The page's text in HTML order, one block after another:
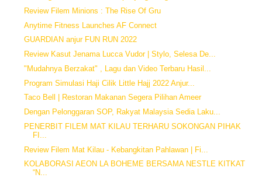
Review Filem Minions : The Rise Of Gru
Anytime Fitness Launches AF Connect
GUARDIAN anjur FUN RUN 2022
Review Kasut Jenama Lucca Vudor | Stylo, Selesa De...
"Mudahnya Berzakat" , Lagu dan Video Terbaru Hasil...
Program Simulasi Haji Cilik Little Hajj 2022 Anjur...
Taco Bell | Restoran Makanan Segera Pilihan Ameer
Dengan Pelonggaran SOP, Rakyat Malaysia Sedia Laku...
PENERBIT FILEM MAT KILAU TERHARU SOKONGAN PIHAK
FI...
Review Filem Mat Kilau - Kebangkitan Pahlawan | Fi...
KOLABORASI AEON LA BOHEME BERSAMA NESTLE KITKAT
“N...